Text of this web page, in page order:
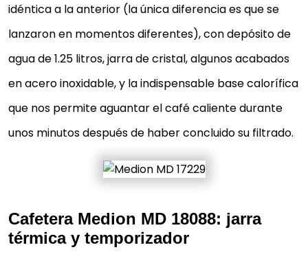
idéntica a la anterior (la única diferencia es que se
lanzaron en momentos diferentes), con depósito de
agua de 1.25 litros, jarra de cristal, algunos acabados
en acero inoxidable, y la indispensable base calorífica
que nos permite aguantar el café caliente durante
unos minutos después de haber concluido su filtrado.
Cafetera Medion MD 18088: jarra
térmica y temporizador